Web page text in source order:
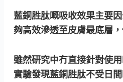
藍銅胜肽嘅吸收效果主要
夠高效滲透至皮膚最底層
雖然研究中冇直接針對使
實驗發現藍銅胜肽不受日